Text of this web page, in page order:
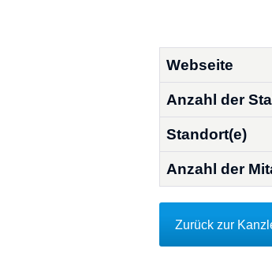
Webseite
Anzahl der
Standort(e)
Anzahl der
Zurück zur